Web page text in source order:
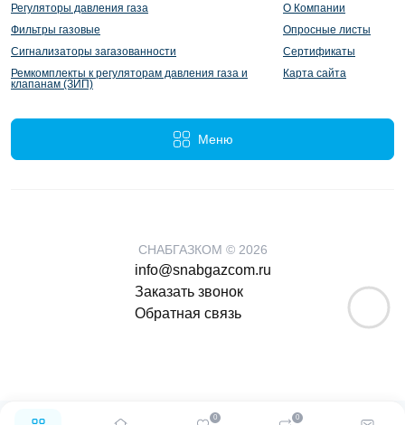
0 0
Регуляторы давления газа
Фильтры газовые
Сигнализаторы загазованности
Ремкомплекты к регуляторам давления газа и
клапанам (ЗИП)
О Компании
Опросные листы
Сертификаты
Карта сайта
Меню
СНАБГАЗКОМ © 2026
info@snabgazcom.ru
Заказать звонок
Обратная связь